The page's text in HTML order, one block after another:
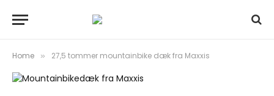
Home » 27,5 tommer mountainbike dæk fra Maxxis